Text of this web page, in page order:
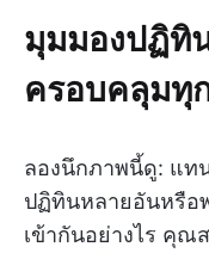
มุมมองปฏิทิ
ครอบคลุมทุ
ลองนึกภาพนี้ดู: แท
ปฏิทินหลายอันหรือ
เข้ากันอย่างไร คุณ